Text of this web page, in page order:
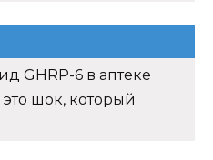
GHRP-6 в аптеке
шок, который